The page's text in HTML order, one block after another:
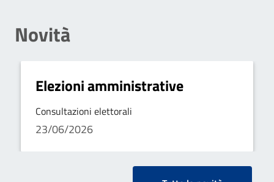
Novità
Elezioni amministrative
Consultazioni elettorali
23/06/2026